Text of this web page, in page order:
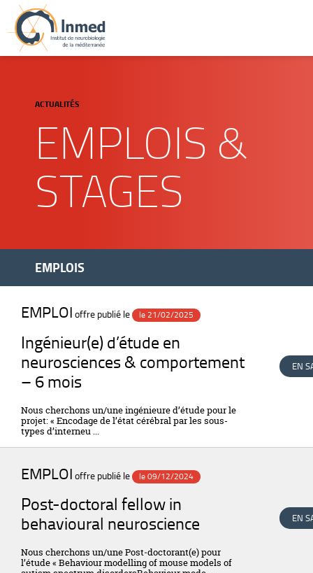
ACTUALITÉS
EMPLOIS &
STAGES
EMPLOIS
EMPLOI offre publié le le 21/02/2025
Ingénieur(e) d’étude en
neurosciences & comportement
– 6 mois
Nous cherchons un/une ingénieure d’étude pour le
projet: « Encodage de l’état cérébral par les sous-
types d’interneu ...
EN
EMPLOI offre publié le le 09/12/2024
Post-doctoral fellow in
behavioural neuroscience
Nous cherchons un/une Post‐doctorant(e) pour
l’étude « Behaviour modelling of mouse models of
EN